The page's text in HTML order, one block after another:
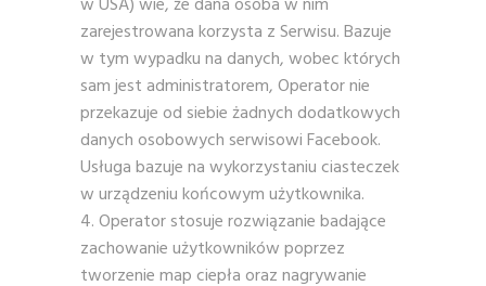
zarejestrowana korzysta z Serwisu. Bazuje
w tym wypadku na danych, wobec których
sam jest administratorem, Operator nie
przekazuje od siebie żadnych dodatkowych
danych osobowych serwisowi Facebook.
Usługa bazuje na wykorzystaniu ciasteczek
w urządzeniu końcowym użytkownika.
Operator stosuje rozwiązanie badające
zachowanie użytkowników poprzez
tworzenie map ciepła oraz nagrywanie